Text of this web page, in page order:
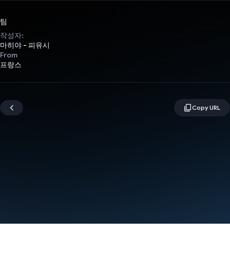
팀
작성자:
마히야 - 피유시
From
프랑스